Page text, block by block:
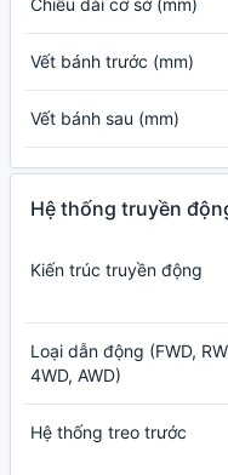
Vết bánh trước (mm)
Vết bánh sau (mm)
Hệ thống truyền
Kiến trúc truyền động
Loại dẫn động (FWD,
4WD, AWD)
Hệ thống treo trước